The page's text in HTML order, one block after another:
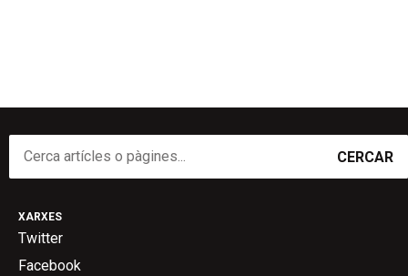
CERCAR
XARXES
Twitter
Facebook